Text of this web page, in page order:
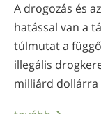
A drogozás és
hatással van a
túlmutat a
illegális
milliárd dollárra